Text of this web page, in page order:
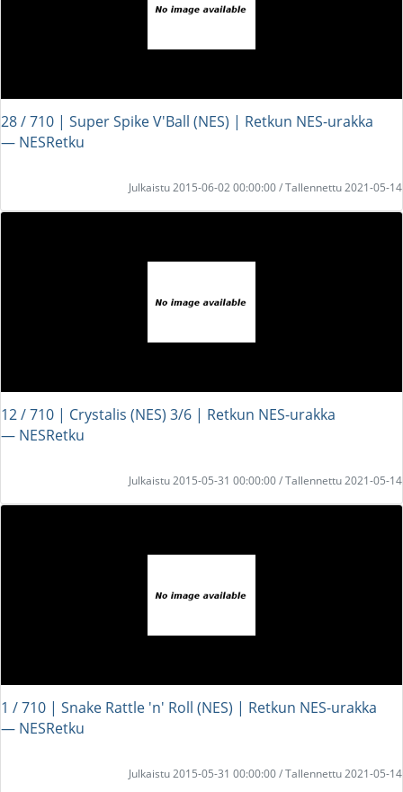
28 / 710 | Super Spike V'Ball (NES) | Retkun NES-urakka
― NESRetku
Julkaistu 2015-06-02 00:00:00 / Tallennettu 2021-05-14
12 / 710 | Crystalis (NES) 3/6 | Retkun NES-urakka
― NESRetku
Julkaistu 2015-05-31 00:00:00 / Tallennettu 2021-05-14
1 / 710 | Snake Rattle 'n' Roll (NES) | Retkun NES-urakka
― NESRetku
Julkaistu 2015-05-31 00:00:00 / Tallennettu 2021-05-14